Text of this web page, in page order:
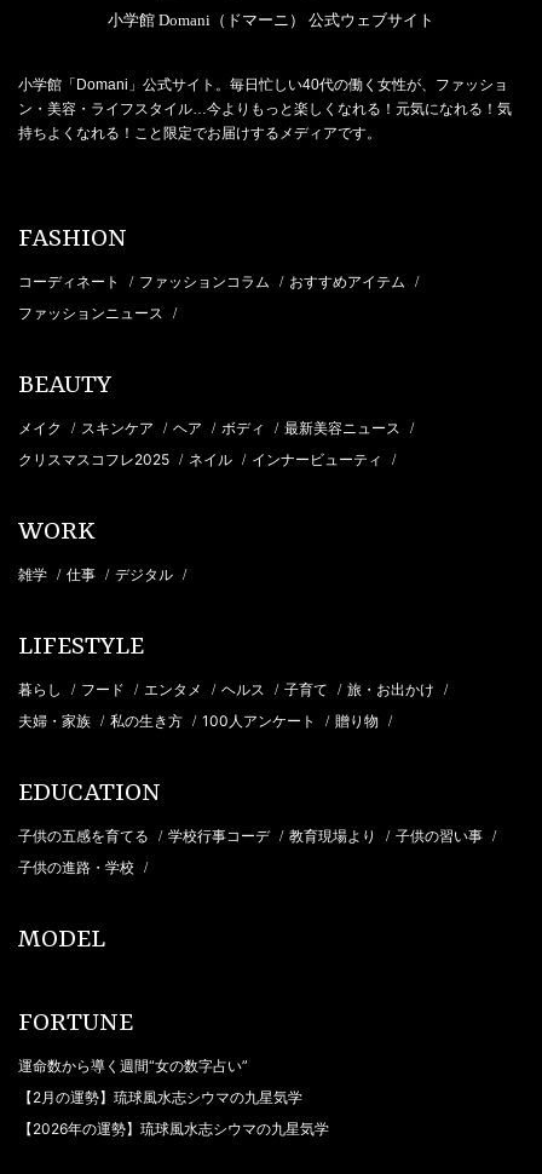
小学館 Domani（ドマーニ） 公式ウェブサイト
小学館「Domani」公式サイト。毎日忙しい40代の働く女性が、ファッショ
ン・美容・ライフスタイル…今よりもっと楽しくなれる！元気になれる！気
持ちよくなれる！こと限定でお届けするメディアです。
FASHION
コーディネート / ファッションコラム / おすすめアイテム /
ファッションニュース /
BEAUTY
メイク / スキンケア / ヘア / ボディ / 最新美容ニュース /
クリスマスコフレ2025 / ネイル / インナービューティ /
WORK
雑学 / 仕事 / デジタル /
LIFESTYLE
暮らし / フード / エンタメ / ヘルス / 子育て / 旅・お出かけ /
夫婦・家族 / 私の生き方 / 100人アンケート / 贈り物 /
EDUCATION
子供の五感を育てる / 学校行事コーデ / 教育現場より / 子供の習い事 /
子供の進路・学校 /
MODEL
FORTUNE
運命数から導く週間“女の数字占い”
【2月の運勢】琉球風水志シウマの九星気学
【2026年の運勢】琉球風水志シウマの九星気学